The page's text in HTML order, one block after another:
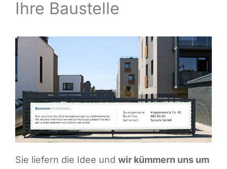
Infor­ma­ti­ves
Ihre Baustelle
Sie lie­fern die Idee und wir küm­mern uns um